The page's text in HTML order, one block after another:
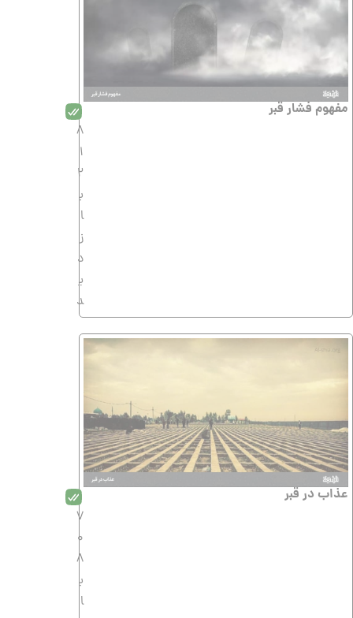
مفهوم فشار قبر
8
1
2
ب
ا
ز
د
ی
د
عذاب در قبر
7
0
8
ب
ا